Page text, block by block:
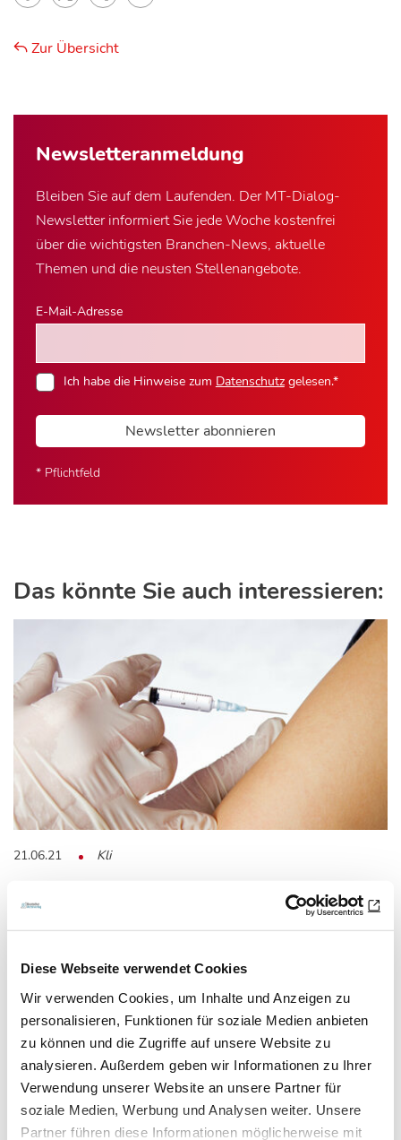
Diese Webseite verwendet Cookies
Wir verwenden Cookies, um Inhalte und Anzeigen zu
personalisieren, Funktionen für soziale Medien anbieten
zu können und die Zugriffe auf unsere Website zu
analysieren. Außerdem geben wir Informationen zu Ihrer
Verwendung unserer Website an unsere Partner für
soziale Medien, Werbung und Analysen weiter. Unsere
Partner führen diese Informationen möglicherweise mit
Newsletter­anmeldung
Bleiben Sie auf dem Laufenden. Der MT-Dialog-
Newsletter informiert Sie jede Woche kostenfrei
über die wichtigsten Branchen-News, aktuelle
Themen und die neusten Stellenangebote.
E-Mail-Adresse
Ich habe die Hinweise zum Datenschutzgelesen.*
Newsletter abonnieren
* Pflichtfeld
Zur Übersicht
Das könnte Sie auch interessieren:
21.06.21 Kli
Verzögerung der COVID-19-
Impfkampagne
Liefermengenprognose
Bei vollständiger Umsetzung der Altersempfehlung der
STIKO könnten alle erwachsenen Impfberechtigten…